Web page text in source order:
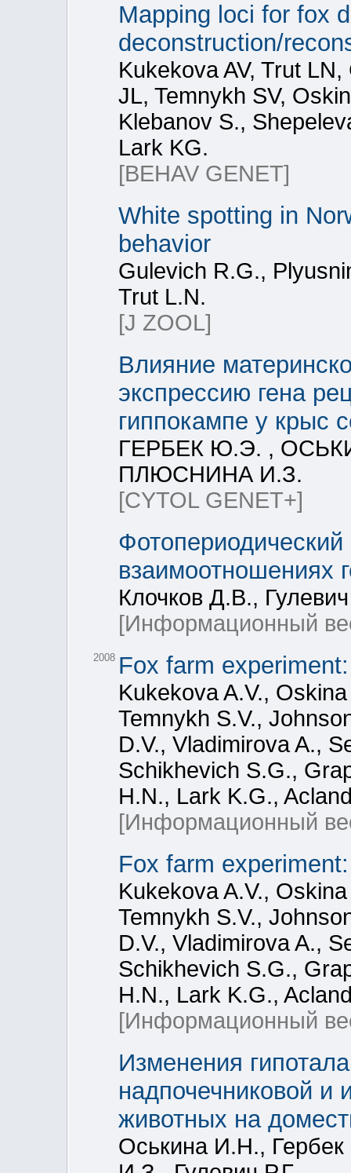
Mapping loci for fox
deconstruction/
Kukekova AV, Trut
JL, Temnykh SV,
Klebanov S.,
Lark KG.
[BEHAV GENET]
White spotting in
behavior
Gulevich R.G.,
Trut L.N.
[J ZOOL]
Влияние
экспрессию гена
гиппокампе у крыс
ГЕРБЕК Ю.Э. ,
ПЛЮСНИНА И.З.
[CYTOL GENET+]
взаимоотношениях
Клочков Д.В.,
[Информационный
2008 Fox farm
Kukekova A.V.,
Temnykh S.V.,
D.V., Vladimirova A.,
Schikhevich S.G.,
H.N., Lark K.G.,
[Информационный
Fox farm
Kukekova A.V.,
Temnykh S.V.,
D.V., Vladimirova A.,
Schikhevich S.G.,
H.N., Lark K.G.,
[Информационный
Изменения
надпочечниковой и
животных на
Оськина И.Н.,